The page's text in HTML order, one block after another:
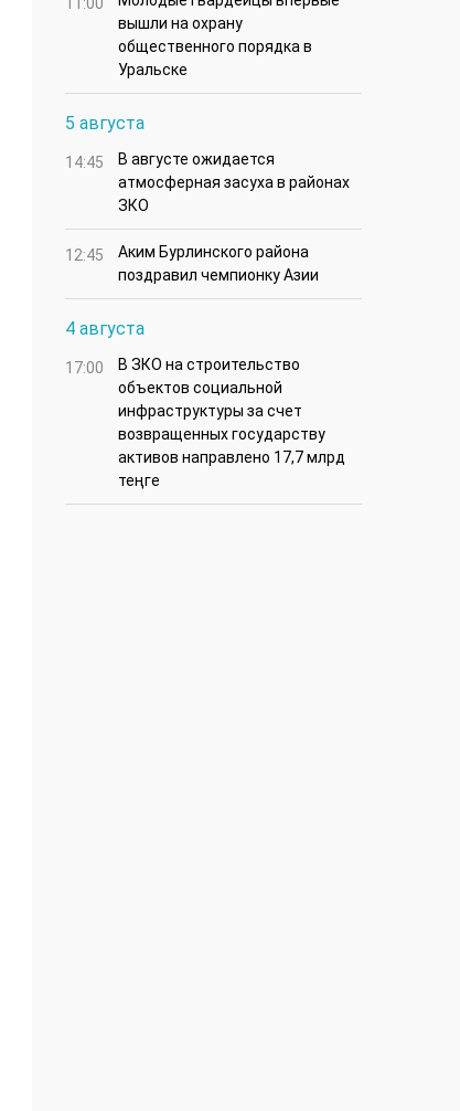
11:00
вышли на охрану
общественного порядка в
Уральске
5 августа
14:45
В августе ожидается
атмосферная засуха в районах
ЗКО
12:45
Аким Бурлинского района
поздравил чемпионку Азии
4 августа
17:00
В ЗКО на строительство
объектов социальной
инфраструктуры за счет
возвращенных государству
активов направлено 17,7 млрд
теңге